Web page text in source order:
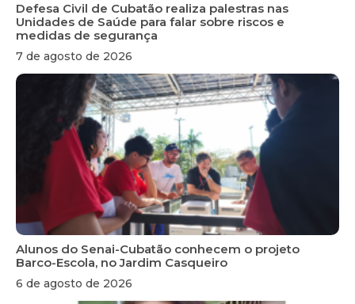
Defesa Civil de Cubatão realiza palestras nas
Unidades de Saúde para falar sobre riscos e
medidas de segurança
7 de agosto de 2026
Alunos do Senai-Cubatão conhecem o projeto
Barco-Escola, no Jardim Casqueiro
6 de agosto de 2026